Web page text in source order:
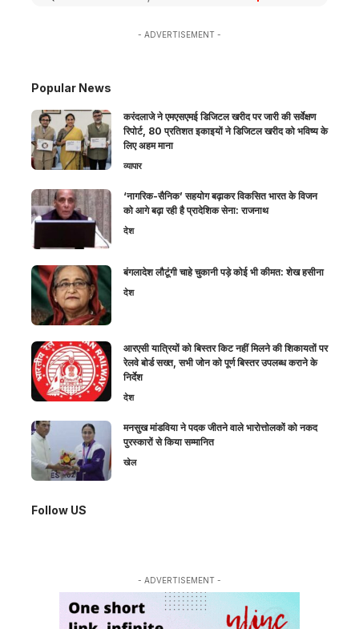
- ADVERTISEMENT -
Popular News
करंदलाजे ने एमएसएमई डिजिटल खरीद पर जारी की सर्वेक्षण
रिपोर्ट, 80 प्रतिशत इकाइयों ने डिजिटल खरीद को भविष्य के
लिए अहम माना
व्यापार
‘नागरिक-सैनिक’ सहयोग बढ़ाकर विकसित भारत के विजन
को आगे बढ़ा रही है प्रादेशिक सेना: राजनाथ
देश
बंगलादेश लौटूंगी चाहे चुकानी पड़े कोई भी कीमत: शेख हसीना
देश
आरएसी यात्रियों को बिस्तर किट नहीं मिलने की शिकायतों पर
रेलवे बोर्ड सख्त, सभी जोन को पूर्ण बिस्तर उपलब्ध कराने के
निर्देश
देश
मनसुख मांडविया ने पदक जीतने वाले भारोत्तोलकों को नकद
पुरस्कारों से किया सम्मानित
खेल
Follow US
- ADVERTISEMENT -